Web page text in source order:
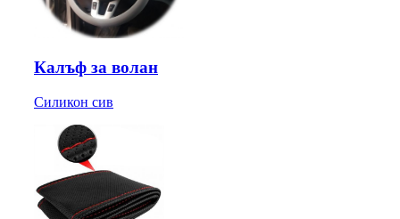
Калъф за волан
Силикон сив